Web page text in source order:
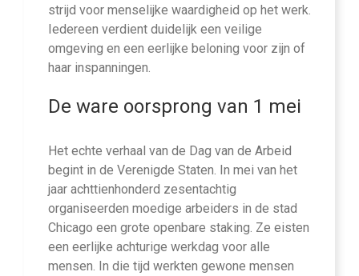
strijd voor menselijke waardigheid op het werk.
Iedereen verdient duidelijk een veilige
omgeving en een eerlijke beloning voor zijn of
haar inspanningen.
De ware oorsprong van 1 mei
Het echte verhaal van de Dag van de Arbeid
begint in de Verenigde Staten. In mei van het
jaar achttienhonderd zesentachtig
organiseerden moedige arbeiders in de stad
Chicago een grote openbare staking. Ze eisten
een eerlijke achturige werkdag voor alle
mensen. In die tijd werkten gewone mensen